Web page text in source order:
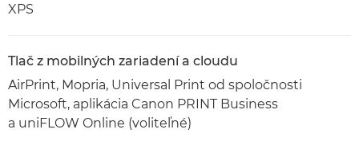
XPS
Tlač z mobilných zariadení a cloudu
AirPrint, Mopria, Universal Print od spoločnosti
Microsoft, aplikácia Canon PRINT Business
a uniFLOW Online (voliteľné)